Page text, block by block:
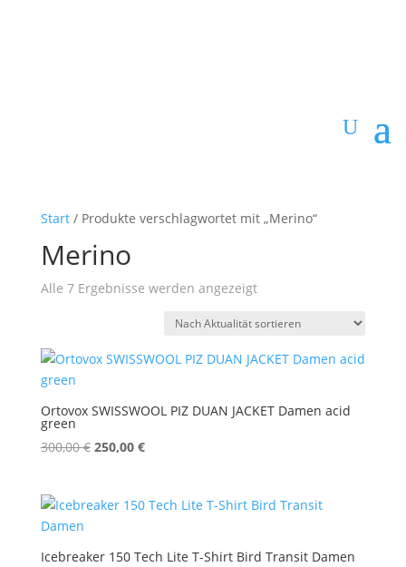
Start/ Produkte verschlagwortet mit „Merino“
Merino
Alle 7 Ergebnisse werden angezeigtNach
sortiert
Ortovox SWISSWOOL PIZ DUAN JACKET Damen acid
green
300,00€ Ursprünglicher
300,00 €
250,00 €Aktueller
250,00 €.
Icebreaker 150 Tech Lite T-Shirt Bird Transit Damen